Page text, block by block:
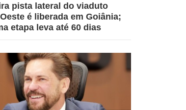
pista lateral do viaduto
é liberada em Goiânia;
etapa leva até 60 dias